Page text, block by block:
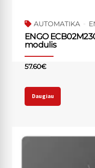
AUTOMATIKA
ENGO
modulis
57.60€
Daugiau